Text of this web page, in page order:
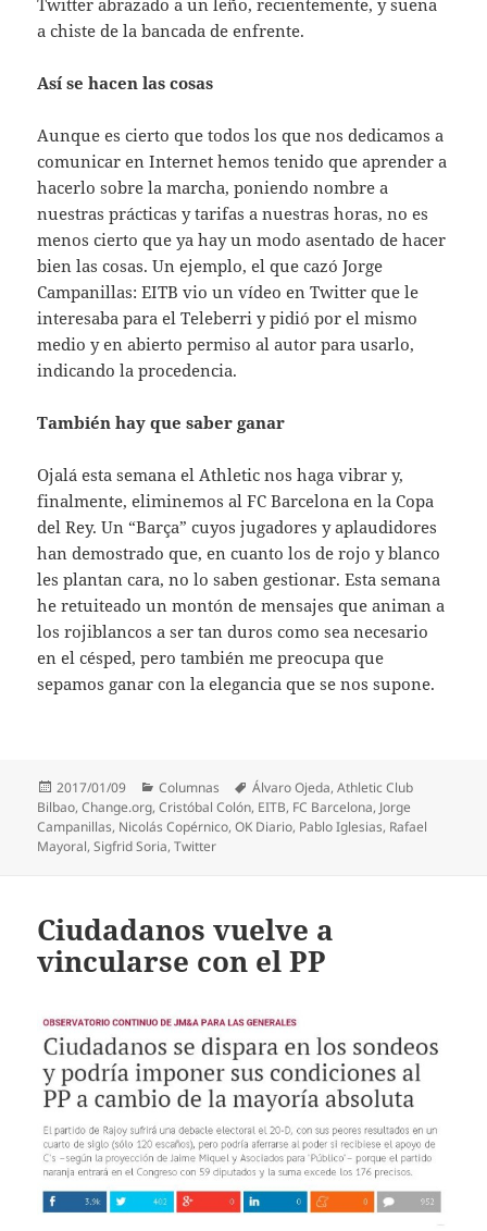
a chiste de la bancada de enfrente.
Así se hacen las cosas
Aunque es cierto que todos los que nos dedicamos a
comunicar en Internet hemos tenido que aprender a
hacerlo sobre la marcha, poniendo nombre a
nuestras prácticas y tarifas a nuestras horas, no es
menos cierto que ya hay un modo asentado de hacer
bien las cosas. Un ejemplo, el que cazó Jorge
Campanillas: EITB vio un vídeo en Twitter que le
interesaba para el Teleberri y pidió por el mismo
medio y en abierto permiso al autor para usarlo,
indicando la procedencia.
También hay que saber ganar
Ojalá esta semana el Athletic nos haga vibrar y,
finalmente, eliminemos al FC Barcelona en la Copa
del Rey. Un “Barça” cuyos jugadores y aplaudidores
han demostrado que, en cuanto los de rojo y blanco
les plantan cara, no lo saben gestionar. Esta semana
he retuiteado un montón de mensajes que animan a
los rojiblancos a ser tan duros como sea necesario
en el césped, pero también me preocupa que
sepamos ganar con la elegancia que se nos supone.
Publicado
el
2017/01/09 Categorías
Columnas Etiquetas
Álvaro Ojeda,Athletic Club
Bilbao,Change.org,Cristóbal Colón, EITB, FC Barcelona, Jorge
Campanillas, Nicolás Copérnico,OK Diario, Pablo Iglesias, Rafael
Mayoral,Sigfrid Soria,Twitter
Ciudadanos vuelve a
vincularse con el PP